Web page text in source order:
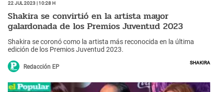
22 Jul 2023 | 10:28 h
Shakira se convirtió en la artista mayor
galardonada de los Premios Juventud 2023
Shakira se coronó como la artista más reconocida en la última
edición de los Premios Juventud 2023.
Redacción EP
Shakira